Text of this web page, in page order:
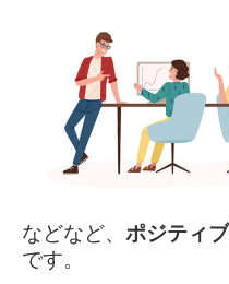
などなど、 ポジティ
です。